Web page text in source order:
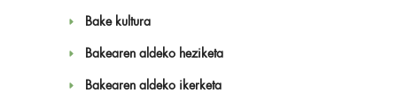
Bake kultura
Bakearen aldeko heziketa
Bakearen aldeko ikerketa